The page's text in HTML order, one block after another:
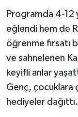
Programda 4-12
eğlendi hem de
öğrenme fırsatı
ve sahnelenen
keyifli anlar
Genç, çocuklara
hediyeler dağıttı.